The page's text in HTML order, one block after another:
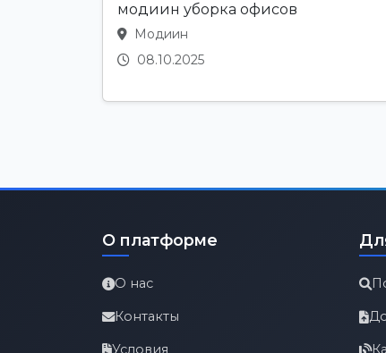
модиин уборка офисов
Модиин
08.10.2025
О платформе
О нас
Контакты
Условия